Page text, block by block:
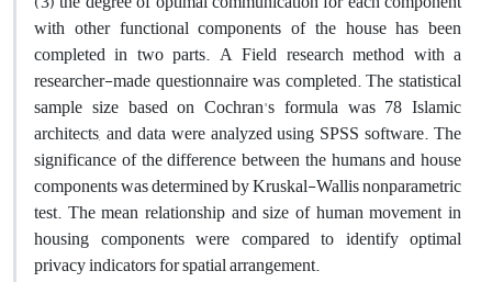
with other functional components of the house has been
completed in two parts. A Field research method with a
researcher-made questionnaire was completed. The statistical
sample size based on Cochran's formula was 78 Islamic
architects, and data were analyzed using SPSS software. The
significance of the difference between the humans and house
components was determined by Kruskal-Wallis nonparametric
test. The mean relationship and size of human movement in
housing components were compared to identify optimal
privacy indicators for spatial arrangement.